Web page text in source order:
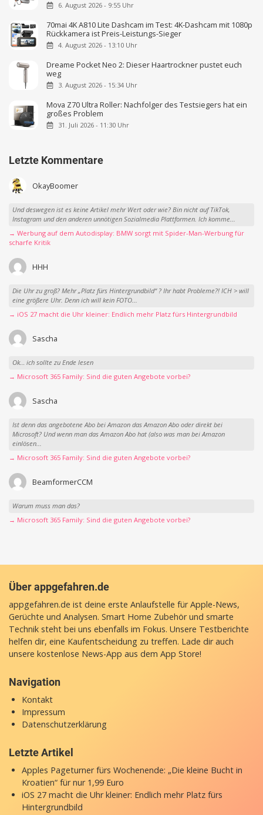
6. August 2026 - 9:55 Uhr
70mai 4K A810 Lite Dashcam im Test: 4K-Dashcam mit 1080p
Rückkamera ist Preis-Leistungs-Sieger
4. August 2026 - 13:10 Uhr
Dreame Pocket Neo 2: Dieser Haartrockner pustet euch
weg
3. August 2026 - 15:34 Uhr
Mova Z70 Ultra Roller: Nachfolger des Testsiegers hat ein
großes Problem
31. Juli 2026 - 11:30 Uhr
Letzte Kommentare
OkayBoomer
Und deswegen ist es keine Artikel mehr Wert oder wie? Bin nicht auf TikTok,
Instagram und den anderen unnötigen Sozialmedia Plattformen. Ich komme...
→ Werbung auf dem Autodisplay: BMW sorgt mit Spider-Man-Werbung für
scharfe Kritik
HHH
Die Uhr zu groß? Mehr „Platz fürs Hintergrundbild“ ? Ihr habt Probleme?! ICH > will
eine größere Uhr. Denn ich will kein FOTO...
→ iOS 27 macht die Uhr kleiner: Endlich mehr Platz fürs Hintergrundbild
Sascha
Ok… ich sollte zu Ende lesen
→ Microsoft 365 Family: Sind die guten Angebote vorbei?
Sascha
Ist denn das angebotene Abo bei Amazon das Amazon Abo oder direkt bei
Microsoft? Und wenn man das Amazon Abo hat (also was man bei Amazon
einlösen...
→ Microsoft 365 Family: Sind die guten Angebote vorbei?
BeamformerCCM
Warum muss man das?
→ Microsoft 365 Family: Sind die guten Angebote vorbei?
Über appgefahren.de
appgefahren.de ist deine erste Anlaufstelle für Apple-News,
Gerüchte und Analysen. Smart Home Zubehör und smarte
Technik steht bei uns ebenfalls im Fokus. Unsere Testberichte
helfen dir, eine Kaufentscheidung zu treffen. Lade dir auch
unsere kostenlose News-App aus dem App Store!
Navigation
Kontakt
Impressum
Datenschutzerklärung
Letzte Artikel
Apples Pageturner fürs Wochenende: „Die kleine Bucht in
Kroatien“ für nur 1,99 Euro
iOS 27 macht die Uhr kleiner: Endlich mehr Platz fürs
Hintergrundbild